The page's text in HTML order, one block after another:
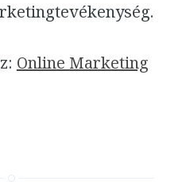
Online Marketing